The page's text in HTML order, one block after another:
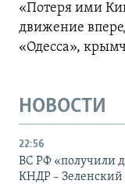
«Потеря ими
движение
«Одесса»,
НОВОСТИ
22:56
ВС РФ «получили
КНДР – Зеленский